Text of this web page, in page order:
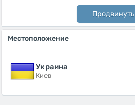
Продвинуть
Местоположение
Украина
Киев